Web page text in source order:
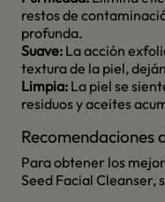
restos de
profunda.
Suave: La acción
textura de la piel,
Limpia: La piel se
residuos y aceites
Recomendaciones
Para obtener los
Seed Facial Cleanser,